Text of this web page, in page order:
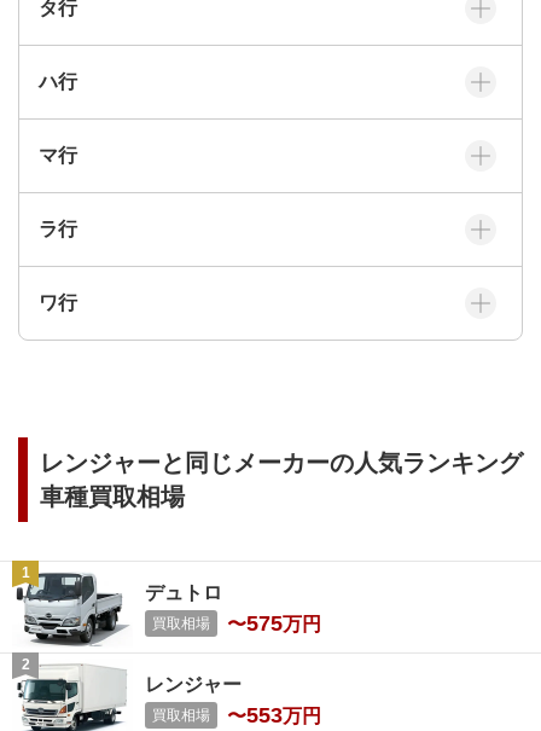
タ行
ハ行
マ行
ラ行
ワ行
レンジャーと同じメーカーの人気ランキング
車種買取相場
デュトロ
買取相場 〜575万円
レンジャー
買取相場 〜553万円